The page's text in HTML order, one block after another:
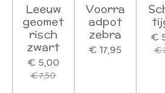
Leeuw
geomet
risch
zwart
€ 5,00
€ 7,50
Voorra
adpot
zebra
€ 17,95
€
€